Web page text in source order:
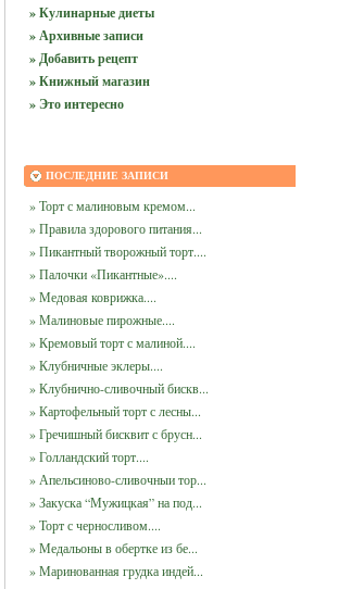
» Кулинарные диеты
» Архивные записи
» Добавить рецепт
» Книжный магазин
» Это интересно
ПОСЛЕДНИЕ ЗАПИСИ
» Торт с малиновым кремом...
» Правила здорового питания...
» Пикантный творожный торт....
» Палочки «Пикантные»....
» Медовая коврижка....
» Малиновые пирожные....
» Кремовый торт с малиной....
» Клубничные эклеры....
» Клубнично-сливочный бискв...
» Картофельный торт с лесны...
» Гречишный бисквит с брусн...
» Голландский торт....
» Апельсиново-сливочныи тор...
» Закуска “Мужицкая” на под...
» Торт с черносливом....
» Медальоны в обертке из бе...
» Маринованная грудка индей...